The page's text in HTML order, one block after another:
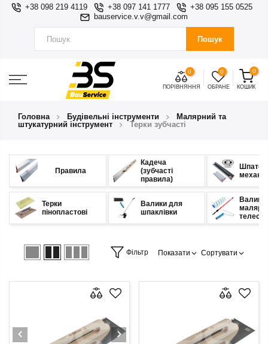
+38 098 219 4119 +38 097 141 1777
+38 095 155 0525
bauservice.v.v@gmail.com
Пошук
0
ПОРІВНЯННЯ
0
ОБРАНЕ
0
КОШИК
Головна Будівельні інструменти
Малярний та
штукатурний інструмент
Терки зубчасті
Правила
Кадеча
(зубчасті
правила)
Терки
пінопластові
Валики для
шпаклівки
Валики
Фільтр Показати Сортувати